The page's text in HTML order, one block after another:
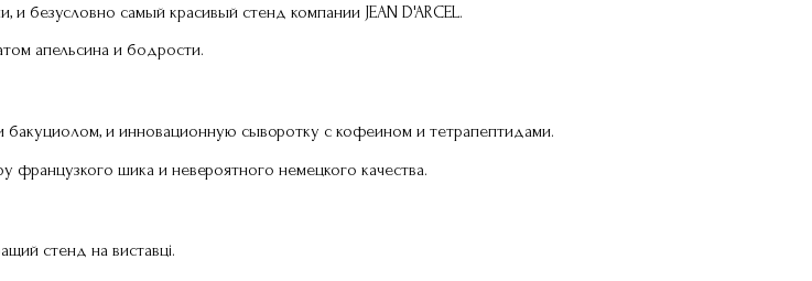
безусловно самый красивый стенд компании JEAN D'ARCEL.
апельсина и бодрости.
и инновационную сыворотку с кофеином и тетрапептидами.
шика и невероятного немецкого качества.
стенд на виставці.